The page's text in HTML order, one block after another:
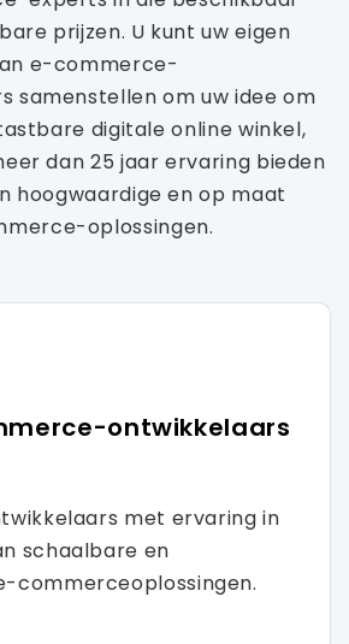
prijzen. U kunt uw eigen
e-commerce-
samenstellen om uw idee om
digitale online winkel,
dan 25 jaar ervaring bieden
hoogwaardige en op maat
oplossingen.
ontwikkelaars
met ervaring in
schaalbare en
commerceoplossingen.